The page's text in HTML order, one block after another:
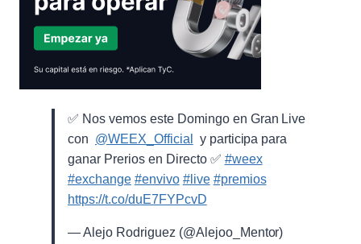
✅ Nos vemos este Domingo en Gran Live
con ⁨ @WEEX_Official
⁩ y participa para
ganar Prerios en Directo ✅ #weex
#exchange #envivo #live #premios
https://t.co/duE7FYPcvD
— Alejo Rodriguez (@Alejoo_Mentor)